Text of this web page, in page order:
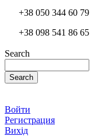
+38 050 344 60 79
+38 098 541 86 65
Search
Search
Войти
Регистрация
Вихід